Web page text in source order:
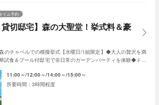
貸切邸宅】森の大聖堂！挙式料＆豪
イム予約
のチャペルでの模擬挙式【水曜日/1組限定】◆大人の贅沢を満
試食＆プール付邸宅で非日常のガーデンパーティを体験◆ドレ
11:00～ 12:00～ 14:00～ 15:00～
3時間程度